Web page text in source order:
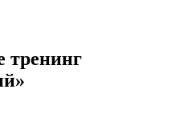
тренинг